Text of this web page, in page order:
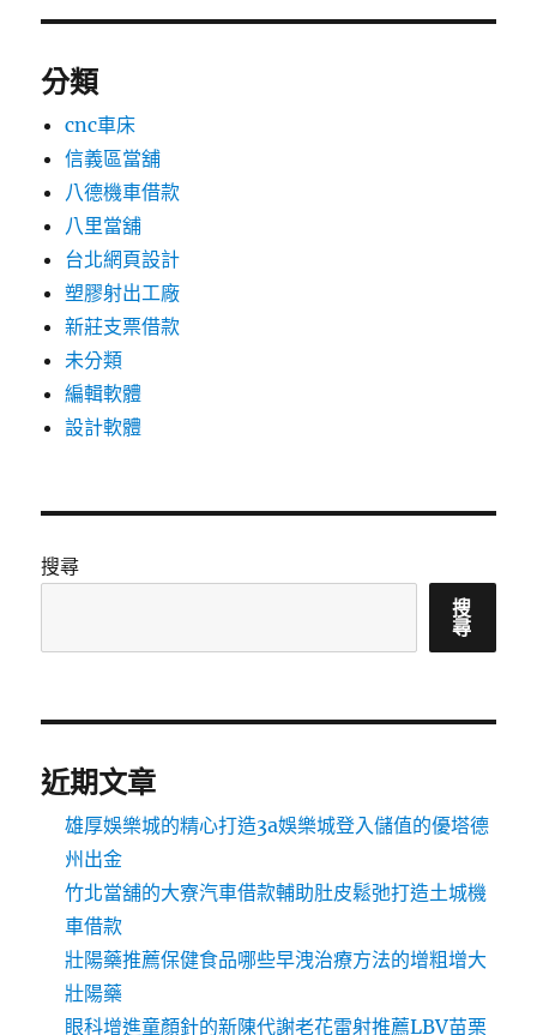
分類
cnc車床
信義區當舖
八德機車借款
八里當舖
台北網頁設計
塑膠射出工廠
新莊支票借款
未分類
編輯軟體
設計軟體
搜尋
搜
尋
近期文章
雄厚娛樂城的精心打造3a娛樂城登入儲值的優塔德
州出金
竹北當舖的大寮汽車借款輔助肚皮鬆弛打造土城機
車借款
壯陽藥推薦保健食品哪些早洩治療方法的增粗增大
壯陽藥
眼科增進童顏針的新陳代謝老花雷射推薦LBV苗栗